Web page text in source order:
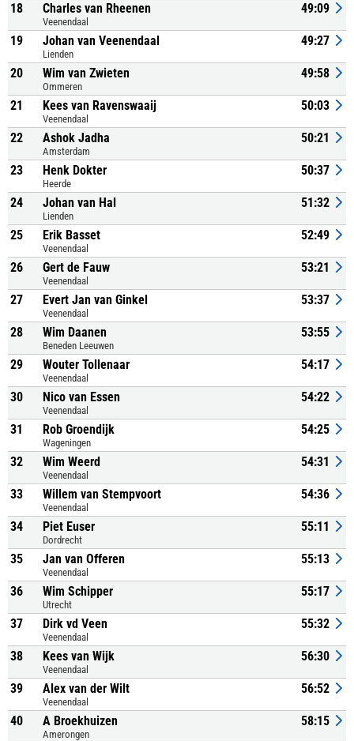
18 Charles van Rheenen
Veenendaal
49:09
19 Johan van Veenendaal
Lienden
49:27
20 Wim van Zwieten
Ommeren
49:58
21 Kees van Ravenswaaij
Veenendaal
50:03
22 Ashok Jadha
Amsterdam
50:21
23 Henk Dokter
Heerde
50:37
24 Johan van Hal
Lienden
51:32
25 Erik Basset
Veenendaal
52:49
26 Gert de Fauw
Veenendaal
53:21
27 Evert Jan van Ginkel
Veenendaal
53:37
28 Wim Daanen
Beneden Leeuwen
53:55
29 Wouter Tollenaar
Veenendaal
54:17
30 Nico van Essen
Veenendaal
54:22
31 Rob Groendijk
Wageningen
54:25
32 Wim Weerd
Veenendaal
54:31
33 Willem van Stempvoort
Veenendaal
54:36
34 Piet Euser
Dordrecht
55:11
35 Jan van Offeren
Veenendaal
55:13
36 Wim Schipper
Utrecht
55:17
37 Dirk vd Veen
Veenendaal
55:32
38 Kees van Wijk
Veenendaal
56:30
39 Alex van der Wilt
Veenendaal
56:52
40 A Broekhuizen
Amerongen
58:15